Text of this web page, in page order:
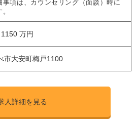
項は、カウンセリング（面談）時に
万円
市大安町梅戸1100
人詳細を見る